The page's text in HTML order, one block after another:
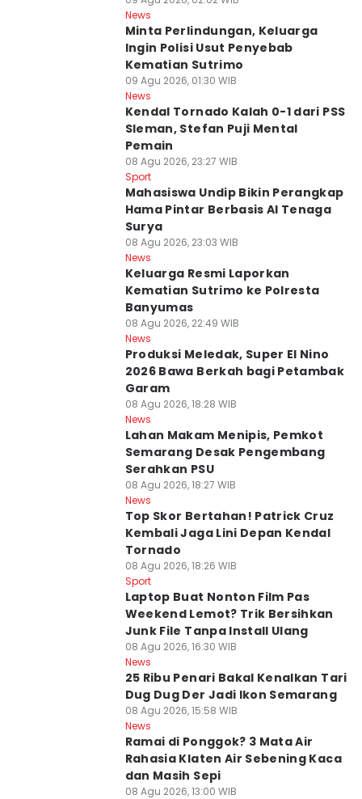
News
Minta Perlindungan, Keluarga
Ingin Polisi Usut Penyebab
Kematian Sutrimo
09 Agu 2026, 01:30 WIB
News
Kendal Tornado Kalah 0-1 dari PSS
Sleman, Stefan Puji Mental
Pemain
08 Agu 2026, 23:27 WIB
Sport
Mahasiswa Undip Bikin Perangkap
Hama Pintar Berbasis AI Tenaga
Surya
08 Agu 2026, 23:03 WIB
News
Keluarga Resmi Laporkan
Kematian Sutrimo ke Polresta
Banyumas
08 Agu 2026, 22:49 WIB
News
Produksi Meledak, Super El Nino
2026 Bawa Berkah bagi Petambak
Garam
08 Agu 2026, 18:28 WIB
News
Lahan Makam Menipis, Pemkot
Semarang Desak Pengembang
Serahkan PSU
08 Agu 2026, 18:27 WIB
News
Top Skor Bertahan! Patrick Cruz
Kembali Jaga Lini Depan Kendal
Tornado
08 Agu 2026, 18:26 WIB
Sport
Laptop Buat Nonton Film Pas
Weekend Lemot? Trik Bersihkan
Junk File Tanpa Install Ulang
08 Agu 2026, 16:30 WIB
News
25 Ribu Penari Bakal Kenalkan Tari
Dug Dug Der Jadi Ikon Semarang
08 Agu 2026, 15:58 WIB
News
Ramai di Ponggok? 3 Mata Air
Rahasia Klaten Air Sebening Kaca
dan Masih Sepi
08 Agu 2026, 13:00 WIB